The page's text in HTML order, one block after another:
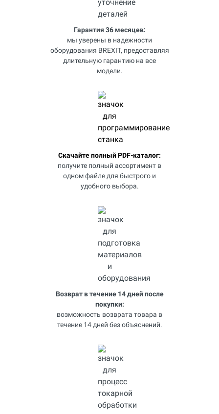
Гарантия 36 месяцев:
мы уверены в надежности
оборудования BREXIT, предоставляя
длительную гарантию на все
модели.
Скачайте полный PDF-каталог:
получите полный ассортимент в
одном файле для быстрого и
удобного выбора.
Возврат в течение 14 дней после
покупки:
возможность возврата товара в
течение 14 дней без объяснений.